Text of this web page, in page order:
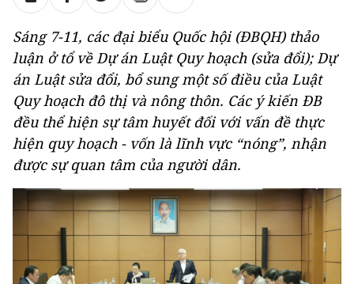
Sáng 7-11, các đại biểu Quốc hội (ĐBQH) thảo
luận ở tổ về Dự án Luật Quy hoạch (sửa đổi); Dự
án Luật sửa đổi, bổ sung một số điều của Luật
Quy hoạch đô thị và nông thôn. Các ý kiến ĐB
đều thể hiện sự tâm huyết đối với vấn đề thực
hiện quy hoạch - vốn là lĩnh vực “nóng”, nhận
được sự quan tâm của người dân.